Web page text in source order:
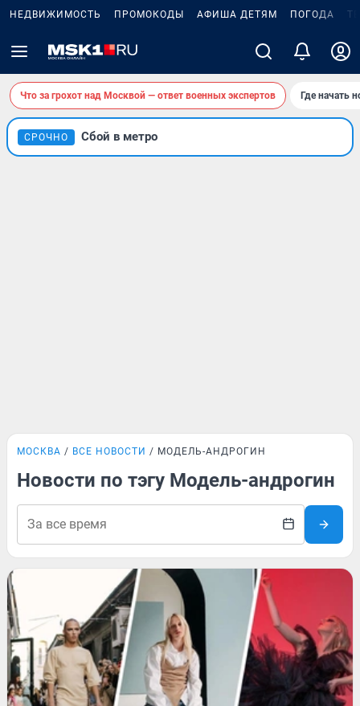
НЕДВИЖИМОСТЬ ПРОМОКОДЫ АФИША ДЕТЯМ ПОГОДА
Что за грохот над Москвой — ответ военных экспертов Где начать
СРОЧНО Сбой в метро
МОСКВА ВСЕ НОВОСТИ МОДЕЛЬ-АНДРОГИН
Новости по тэгу Модель-андрогин